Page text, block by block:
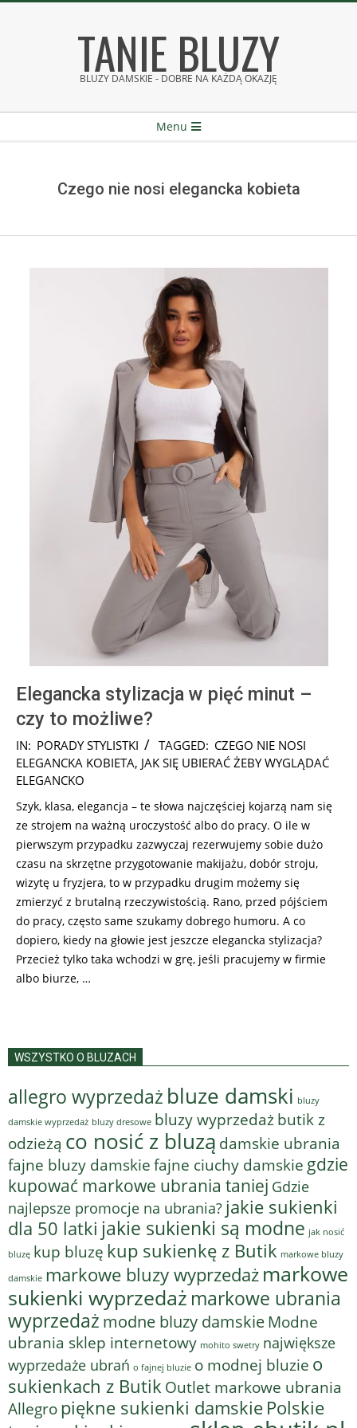
TANIE BLUZY
BLUZY DAMSKIE - DOBRE NA KAŻDĄ OKAZJĘ
Menu
Czego nie nosi elegancka kobieta
Elegancka stylizacja w pięć minut –
czy to możliwe?
2025-
10-
17
IN: PORADY STYLISTKI TAGGED: CZEGO NIE NOSI
ELEGANCKA KOBIETA, JAK SIĘ UBIERAĆ ŻEBY WYGLĄDAĆ
ELEGANCKO
Szyk, klasa, elegancja – te słowa najczęściej kojarzą nam się
ze strojem na ważną uroczystość albo do pracy. O ile w
pierwszym przypadku zazwyczaj rezerwujemy sobie dużo
czasu na skrzętne przygotowanie makijażu, dobór stroju,
wizytę u fryzjera, to w przypadku drugim możemy się
zmierzyć z brutalną rzeczywistością. Rano, przed pójściem
do pracy, często same szukamy dobrego humoru. A co
dopiero, kiedy na głowie jest jeszcze elegancka stylizacja?
Przecież tylko taka wchodzi w grę, jeśli pracujemy w firmie
albo biurze, …
WSZYSTKO O BLUZACH
allegro wyprzedaż bluze damski bluzy
damskie wyprzedaż bluzy dresowe bluzy wyprzedaż butik z
odzieżą co nosić z bluzą damskie ubrania
fajne bluzy damskiefajne ciuchy damskie gdzie
kupować markowe ubrania taniej Gdzie
najlepsze promocje na ubrania? jakie sukienki
dla 50 latki jakie sukienki są modne jak nosić
bluzę kup bluzę kup sukienkę z Butik markowe bluzy
damskie markowe bluzy wyprzedaż markowe
sukienki wyprzedaż markowe ubrania
wyprzedaż modne bluzy damskie Modne
ubrania sklep internetowy mohito swetry największe
wyprzedaże ubrań o fajnej bluzie o modnej bluzie o
sukienkach z Butik Outlet markowe ubrania
Allegropiękne sukienki damskie Polskie